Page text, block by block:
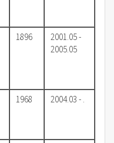
1896
2001.05 -
2005.05
1968 2004.03 - .